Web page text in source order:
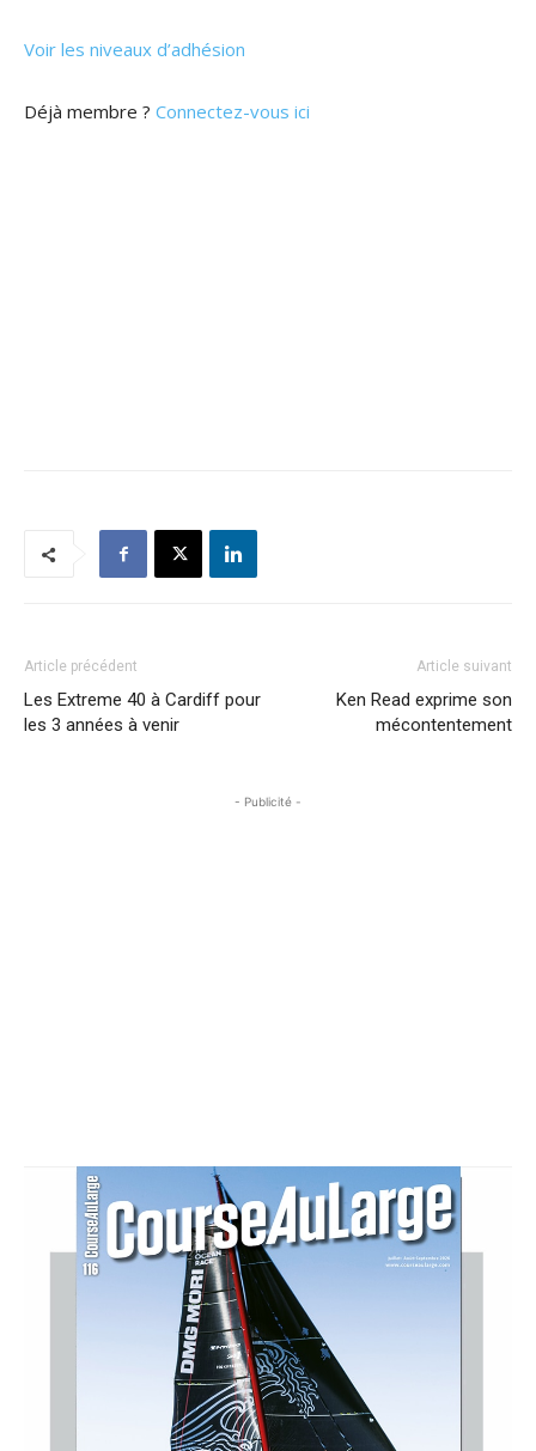
Voir les niveaux d’adhésion
Déjà membre ? Connectez-vous ici
Article précédent
Les Extreme 40 à Cardiff pour
les 3 années à venir
Article suivant
Ken Read exprime son
mécontentement
- Publicité -